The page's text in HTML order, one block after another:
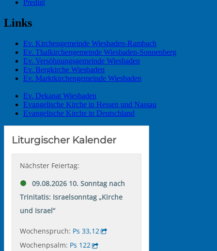
Predigt
Links
Ev. Kirchengemeinde Wiesbaden-Rambach
Ev. Thalkirchengemeinde Wiesbaden-Sonnenberg
Ev. Versöhnungsgemeinde Wiesbaden
Ev. Bergkirche Wiesbaden
Ev. Marktkirchengemeinde Wiesbaden
Ev. Dekanat Wiesbaden
Evangelische Kirche in Hessen und Nassau
Evangelische Kirche in Deutschland